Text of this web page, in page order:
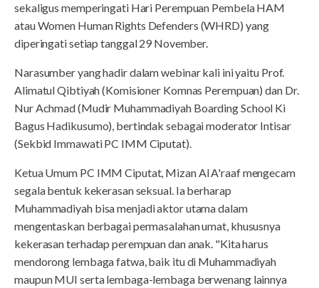
sekaligus memperingati Hari Perempuan Pembela HAM
atau Women Human Rights Defenders (WHRD) yang
diperingati setiap tanggal 29 November.
Narasumber yang hadir dalam webinar kali ini yaitu Prof.
Alimatul Qibtiyah (Komisioner Komnas Perempuan) dan Dr.
Nur Achmad (Mudir Muhammadiyah Boarding School Ki
Bagus Hadikusumo), bertindak sebagai moderator Intisar
(Sekbid Immawati PC IMM Ciputat).
Ketua Umum PC IMM Ciputat, Mizan Al A'raaf mengecam
segala bentuk kekerasan seksual. Ia berharap
Muhammadiyah bisa menjadi aktor utama dalam
mengentaskan berbagai permasalahan umat, khususnya
kekerasan terhadap perempuan dan anak. "Kita harus
mendorong lembaga fatwa, baik itu di Muhammadiyah
maupun MUI serta lembaga-lembaga berwenang lainnya